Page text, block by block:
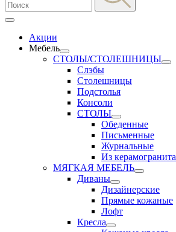
Акции
Мебель
СТОЛЫ/СТОЛЕШНИЦЫ
Слэбы
Столешницы
Подстолья
Консоли
СТОЛЫ
Обеденные
Письменные
Журнальные
Из керамогранита
МЯГКАЯ МЕБЕЛЬ
Диваны
Дизайнерские
Прямые кожаные
Лофт
Кресла